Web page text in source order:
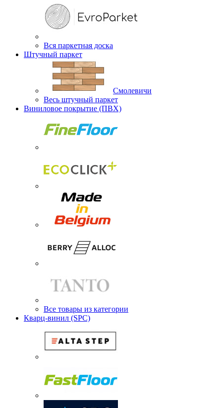
Вся паркетная доска
Штучный паркет
Смолевичи
Весь штучный паркет
Виниловое покрытие (ПВХ)
Все товары из категории
Кварц-винил (SPC)